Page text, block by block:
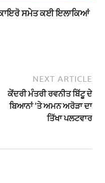
ਕਾਇਰੋ ਸਮੇਤ ਕਈ ਇਲਾਕਿਆਂ
NEXT ARTICLE
ਕੇਂਦਰੀ ਮੰਤਰੀ ਰਵਨੀਤ ਬਿੱਟੂ ਦੇ
ਬਿਆਨਾਂ ‘ਤੇ ਅਮਨ ਅਰੋੜਾ ਦਾ
ਤਿੱਖਾ ਪਲਟਵਾਰ